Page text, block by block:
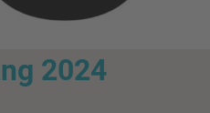
2024